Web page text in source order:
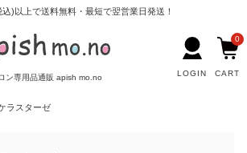
)以上で送料無料・最短で翌営業日発送！
ン専用品通販 apish mo.no LOGIN CART
0
ラスターゼ